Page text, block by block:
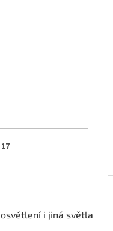
17
i jiná světla